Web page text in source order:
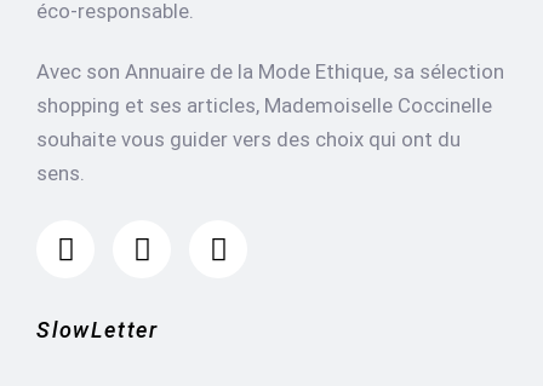
éco-responsable.
Avec son Annuaire de la Mode Ethique, sa sélection
shopping et ses articles, Mademoiselle Coccinelle
souhaite vous guider vers des choix qui ont du
sens.
SlowLetter